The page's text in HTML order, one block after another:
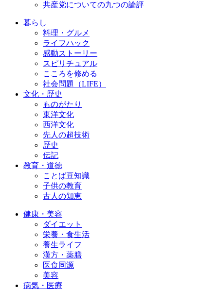
共産党についての九つの論評
暮らし
料理・グルメ
ライフハック
感動ストーリー
スピリチュアル
こころを修める
社会問題（LIFE）
文化・歴史
ものがたり
東洋文化
西洋文化
先人の超技術
歴史
伝記
教育・道徳
ことば豆知識
子供の教育
古人の知恵
健康・美容
ダイエット
栄養・食生活
養生ライフ
漢方・薬膳
医食同源
美容
病気・医療